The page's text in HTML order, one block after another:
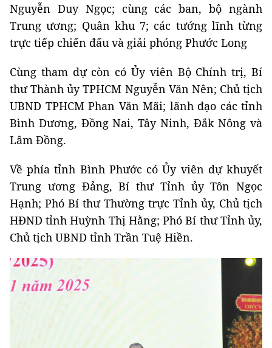
Nguyễn Duy Ngọc; cùng các ban, bộ ngành
Trung ương; Quân khu 7; các tướng lĩnh từng
trực tiếp chiến đấu và giải phóng Phước Long
Cùng tham dự còn có Ủy viên Bộ Chính trị, Bí
thư Thành ủy TPHCM Nguyễn Văn Nên; Chủ tịch
UBND TPHCM Phan Văn Mãi; lãnh đạo các tỉnh
Bình Dương, Đồng Nai, Tây Ninh, Đắk Nông và
Lâm Đồng.
Về phía tỉnh Bình Phước có Ủy viên dự khuyết
Trung ương Đảng, Bí thư Tỉnh ủy Tôn Ngọc
Hạnh; Phó Bí thư Thường trực Tỉnh ủy, Chủ tịch
HĐND tỉnh Huỳnh Thị Hằng; Phó Bí thư Tỉnh ủy,
Chủ tịch UBND tỉnh Trần Tuệ Hiền.